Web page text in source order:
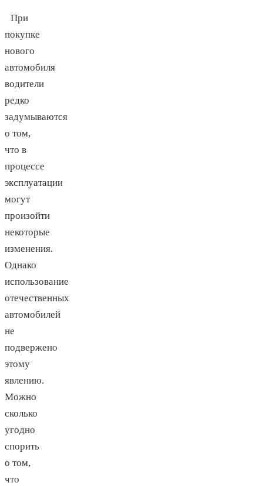
При
покупке
нового
автомобиля
водители
редко
задумываются
о том,
что в
процессе
эксплуатации
могут
произойти
некоторые
изменения.
Однако
использование
отечественных
автомобилей
не
подвержено
этому
явлению.
Можно
сколько
угодно
спорить
о том,
что